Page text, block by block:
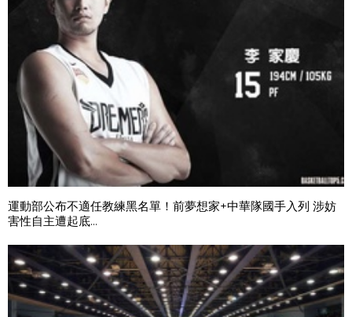
運動部公布不適任教練黑名單！前夢想家+中華隊國手入列 涉妨
害性自主遭起底...